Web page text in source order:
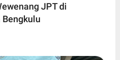
JPT di